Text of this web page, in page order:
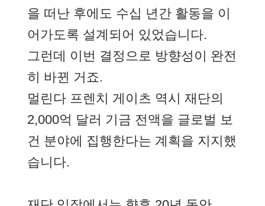
을 떠난 후에도 수십 년간 활동을 이
어가도록 설계되어 있었습니다.
그런데 이번 결정으로 방향성이 완전
히 바뀐 거죠.
멀린다 프렌치 게이츠 역시 재단의
2,000억 달러 기금 전액을 글로벌 보
건 분야에 집행한다는 계획을 지지했
습니다.